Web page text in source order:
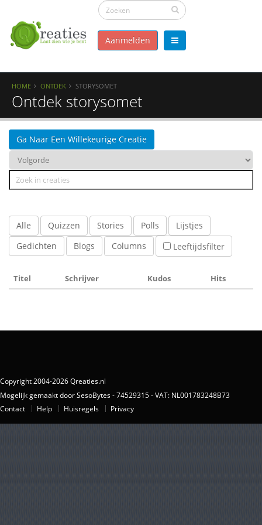
Aanmelden
HOME ONTDEK STORYSOMET
Ontdek storysomet
Ga Naar Een Willekeurige Creatie
Alle Quizzen Stories Polls
Lijstjes
Gedichten
Blogs Columns Leeftijdsfilter
Titel Schrijver Kudos Hits
Copyright 2004-2026 Qreaties.nl
Mogelijk gemaakt door SesoBytes - 74529315 - VAT: NL001783248B73
Contact
Help Huisregels Privacy